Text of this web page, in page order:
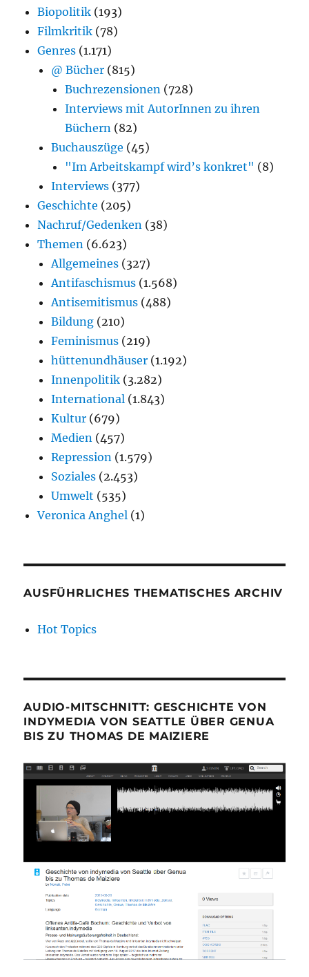
Biopolitik (193)
Filmkritik (78)
Genres (1.171)
@ Bücher (815)
Buchrezensionen (728)
Interviews mit AutorInnen zu ihren
Büchern (82)
Buchauszüge (45)
"Im Arbeitskampf wird’s konkret" (8)
Interviews (377)
Geschichte (205)
Nachruf/Gedenken (38)
Themen (6.623)
Allgemeines (327)
Antifaschismus (1.568)
Antisemitismus (488)
Bildung (210)
Feminismus (219)
hüttenundhäuser (1.192)
Innenpolitik (3.282)
International (1.843)
Kultur (679)
Medien (457)
Repression (1.579)
Soziales (2.453)
Umwelt (535)
Veronica Anghel (1)
AUSFÜHRLICHES THEMATISCHES ARCHIV
Hot Topics
AUDIO-MITSCHNITT: GESCHICHTE VON
INDYMEDIA VON SEATTLE ÜBER GENUA
BIS ZU THOMAS DE MAIZIERE